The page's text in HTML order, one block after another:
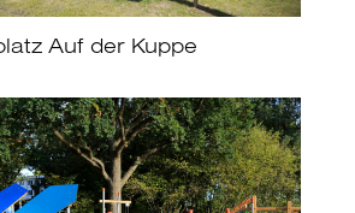
Auf der Kuppe